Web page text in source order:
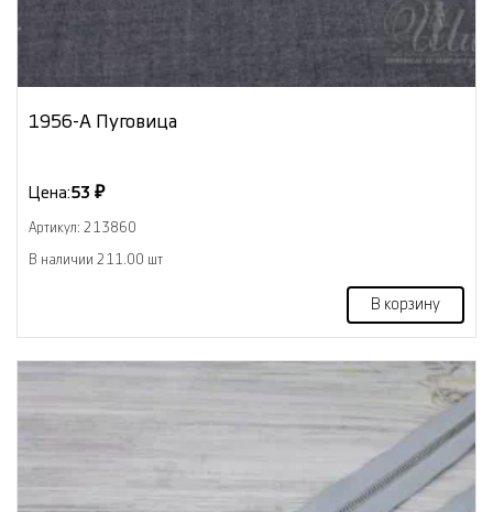
1956-А Пуговица
Цена:53 ₽
Артикул: 213860
В наличии 211.00 шт
В корзину